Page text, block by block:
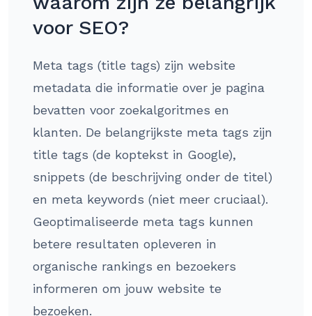
voor SEO?
Meta tags (title tags) zijn website
metadata die informatie over je pagina
bevatten voor zoekalgoritmes en
klanten. De belangrijkste meta tags zijn
title tags (de koptekst in Google),
snippets (de beschrijving onder de titel)
en meta keywords (niet meer cruciaal).
Geoptimaliseerde meta tags kunnen
betere resultaten opleveren in
organische rankings en bezoekers
informeren om jouw website te
bezoeken.